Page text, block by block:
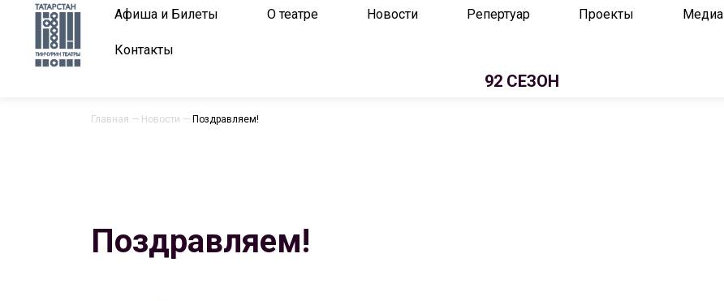
Афиша и Билеты О театре Новости Репертуар Проекты Медиа
Контакты
92 СЕЗОН
Главная — Новости — Поздравляем!
Поздравляем!